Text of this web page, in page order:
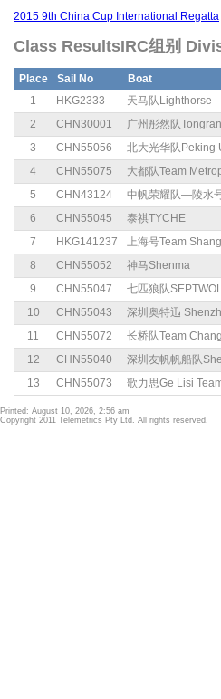
2015 9th China Cup International Regatta
Class ResultsIRC组别
Place Sail No Boat
1
HKG2333 天马队Lighthorse
2
CHN30001 广州彤然队Tongran
3
CHN55056 北大光华队Peking
4
CHN55075 大都队Team
5
CHN43124 中帆荣耀队—陵水
6
CHN55045 泰祺TYCHE
7
HKG141237 上海号Team
8
CHN55052 神马Shenma
9
CHN55047 七匹狼队
10
CHN55043 深圳奥特迅
11
CHN55072 长桥队Team
12
CHN55040 深圳友帆帆船队
13
CHN55073 歌力思Ge Lisi
Printed: August 10, 2026, 2:56 am
Copyright 2011 Telemetrics Pty Ltd. All rights reserved.